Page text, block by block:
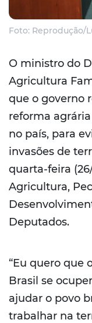
Foto: Reprodução/
O ministro do
Agricultura
que o governo
reforma
no país, para
invasões de
quarta-feira
Agricultura,
Deputados.
“Eu quero que
Brasil se
ajudar o povo
trabalhar na